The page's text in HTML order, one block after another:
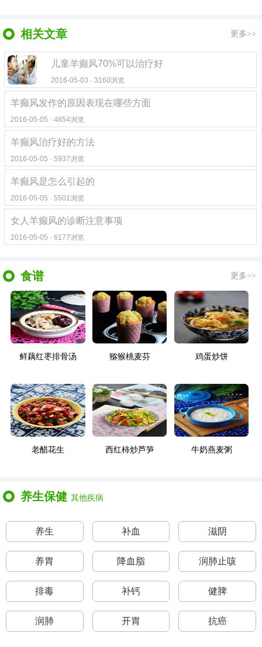
相关文章 更多>>
儿童羊癫风70%可以治疗好
2016-05-03 · 3160浏览
羊癫风发作的原因表现在哪些方面
2016-05-05 · 4854浏览
羊癫风治疗好的方法
2016-05-05 · 5937浏览
羊癫风是怎么引起的
2016-05-05 · 5501浏览
女人羊癫风的诊断注意事项
2016-05-05 · 6177浏览
食谱 更多>>
鲜藕红枣排骨汤 猕猴桃麦芬 鸡蛋炒饼
老醋花生 西红柿炒芦笋 牛奶燕麦粥
养生保健 其他疾病
养生 补血 滋阴
养胃 降血脂 润肺止咳
排毒 补钙 健脾
润肺 开胃 抗癌